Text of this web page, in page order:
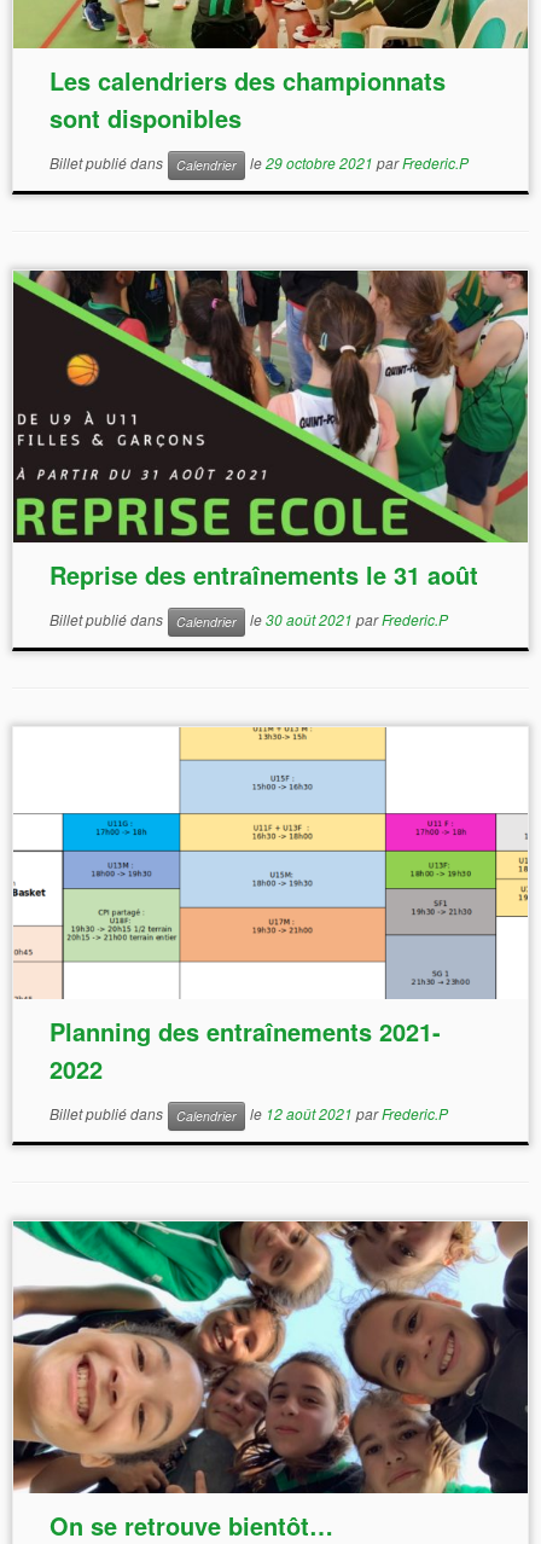
Les calendriers des championnats
sont disponibles
Billet publié dans Calendrier le29 octobre 2021 parFrederic.P
Reprise des entraînements le 31 août
Billet publié dans Calendrier le30 août 2021 parFrederic.P
Planning des entraînements 2021-
2022
Billet publié dans Calendrier le 12 août 2021 parFrederic.P
On se retrouve bientôt…